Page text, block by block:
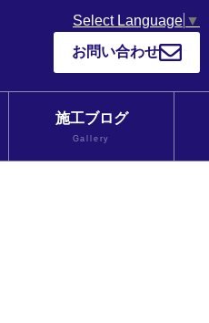
Select Language ▼
お問い合わせ
施工ブログ
Gallery